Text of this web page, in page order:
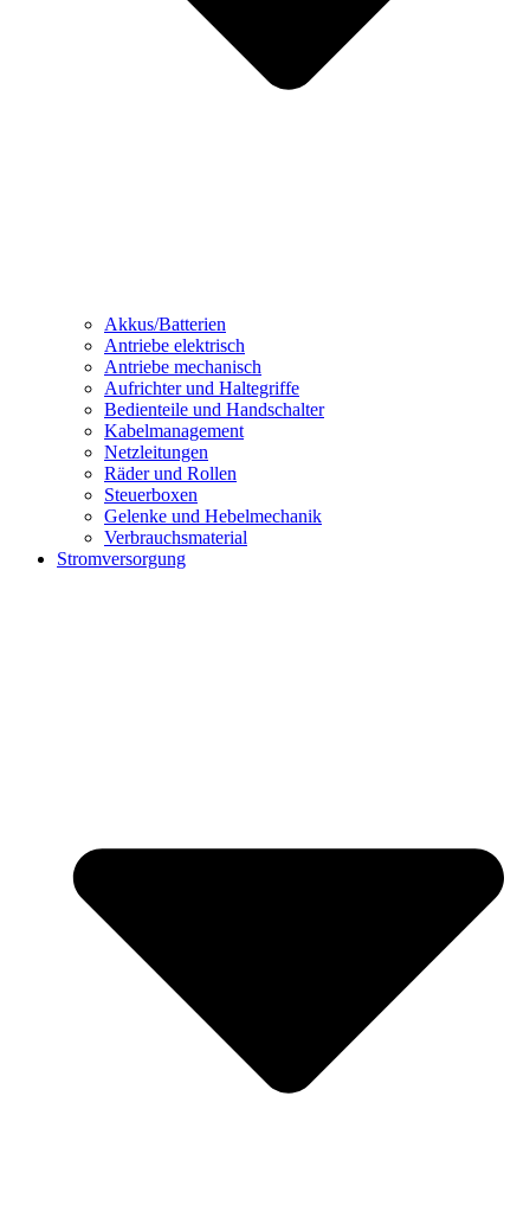
Akkus/Batterien
Antriebe elektrisch
Antriebe mechanisch
Aufrichter und Haltegriffe
Bedienteile und Handschalter
Kabelmanagement
Netzleitungen
Räder und Rollen
Steuerboxen
Gelenke und Hebelmechanik
Verbrauchsmaterial
Stromversorgung